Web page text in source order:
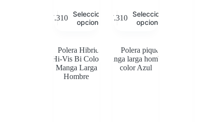
7.310 Seleccionar
opciones
producto
variantes.
Las
opciones
pueden
7.310 Seleccionar
opciones
producto
variantes.
opciones